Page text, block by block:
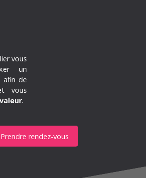
vous
un
afin de
vous
.
Prendre rendez-vous